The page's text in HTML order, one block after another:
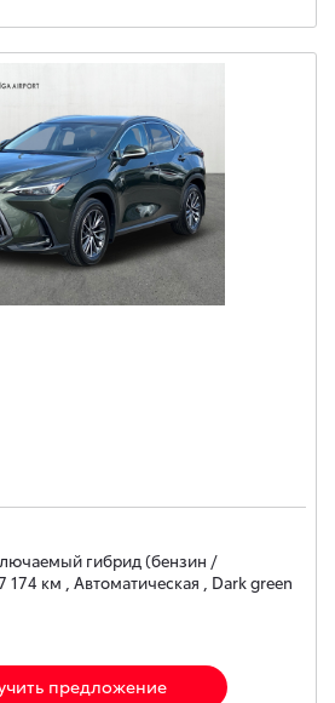
гибрид (бензин /
174 км , Автоматическая , Dark green
предложение